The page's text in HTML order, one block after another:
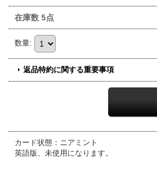
在庫数 5点
数量:
返品特約に関する重要事項
カード状態：ニアミント
英語版、未使用になります。